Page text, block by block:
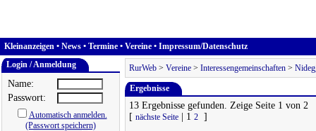
Kleinanzeigen • News • Termine • Vereine • Impressum/Datenschutz
Login / Anmeldung
Name:
Passwort:
Automatisch anmelden.
(Passwort speichern)
RurWeb > Vereine > Interessengemeinschaften >
Ergebnisse
13 Ergebnisse gefunden. Zeige Seite 1 von 2
[ nächste Seite | 1 2 ]